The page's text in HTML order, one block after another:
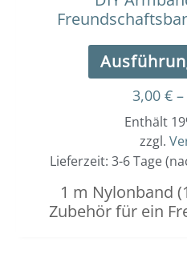
3,00 € –
Enthält
zzgl.
Lieferzeit: 3-6 Tage
1 m Nylonband
Zubehör für ein